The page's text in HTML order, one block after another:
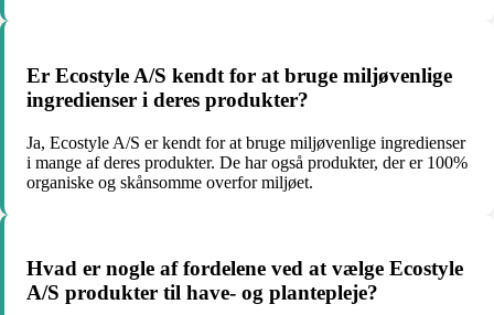
Er Ecostyle A/S kendt for at bruge miljøvenlige
ingredienser i deres produkter?
Ja, Ecostyle A/S er kendt for at bruge miljøvenlige ingredienser
i mange af deres produkter. De har også produkter, der er 100%
organiske og skånsomme overfor miljøet.
Hvad er nogle af fordelene ved at vælge Ecostyle
A/S produkter til have- og plantepleje?